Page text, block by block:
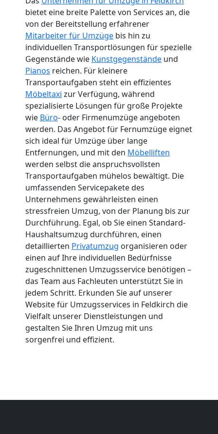
bietet eine breite Palette von Services an, die
von der Bereitstellung erfahrener
Mitarbeiter für Umzüge bis hin zu
individuellen Transportlösungen für spezielle
Gegenstände wie Kunstgegenstände und
Pianos reichen. Für kleinere
Transportaufgaben steht ein effizientes
Möbeltaxi zur Verfügung, während
spezialisierte Lösungen für große Projekte
wie Büro- oder Firmenumzüge angeboten
werden. Das Angebot für Fernumzüge eignet
sich ideal für Umzüge über lange
Entfernungen, und mit den Möbelliften
werden selbst die anspruchsvollsten
Transportaufgaben mühelos bewältigt. Die
umfassenden Servicepakete des
Unternehmens gewährleisten einen
stressfreien Umzug, von der Planung bis zur
Durchführung. Egal, ob Sie einen Standard-
Haushaltsumzug durchführen, einen
detaillierten Privatumzug organisieren oder
einen auf Ihre individuellen Bedürfnisse
zugeschnittenen Umzugsservice benötigen –
das Team aus Fachleuten unterstützt Sie in
jedem Schritt. Erkunden Sie auf unserer
Website für Umzugsservices in Feldkirch die
Vielfalt unserer Dienstleistungen und
gestalten Sie Ihren Umzug mit uns
sorgenfrei und effizient.